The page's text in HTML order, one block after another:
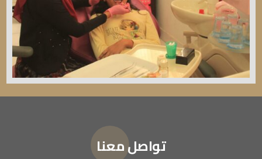
تواصل معنا